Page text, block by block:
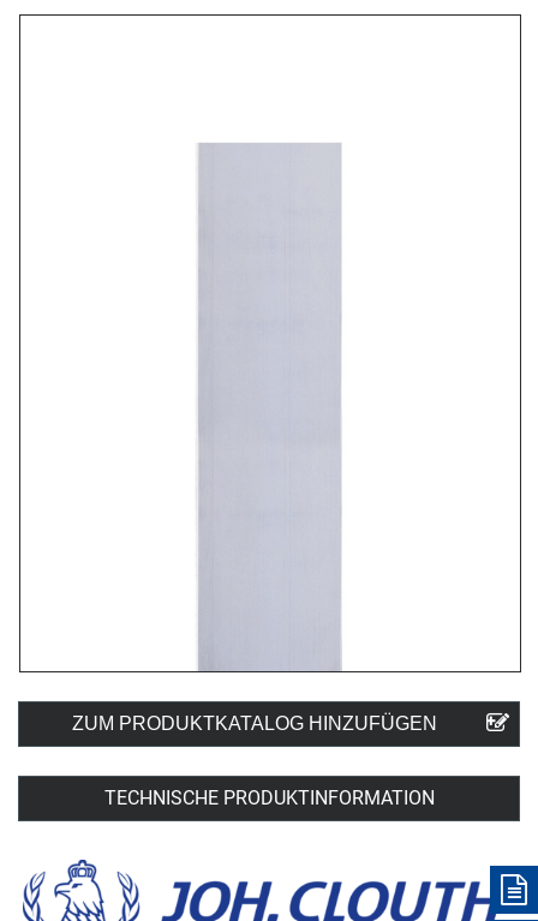
ZUM PRODUKTKATALOG HINZUFÜGEN
TECHNISCHE PRODUKTINFORMATION